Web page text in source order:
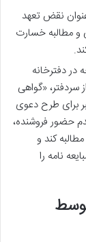
نقض تعهد
و مطالبه خسارت
در دفترخانه
«گواهی
برای طرح دعوی
حضور فروشنده،
کند و
نامه را